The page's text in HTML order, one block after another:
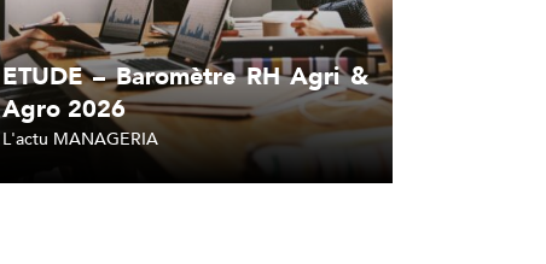
L'actu MANAGERIA
ETUDE – Baromètre RH Agri &
Agro 2026